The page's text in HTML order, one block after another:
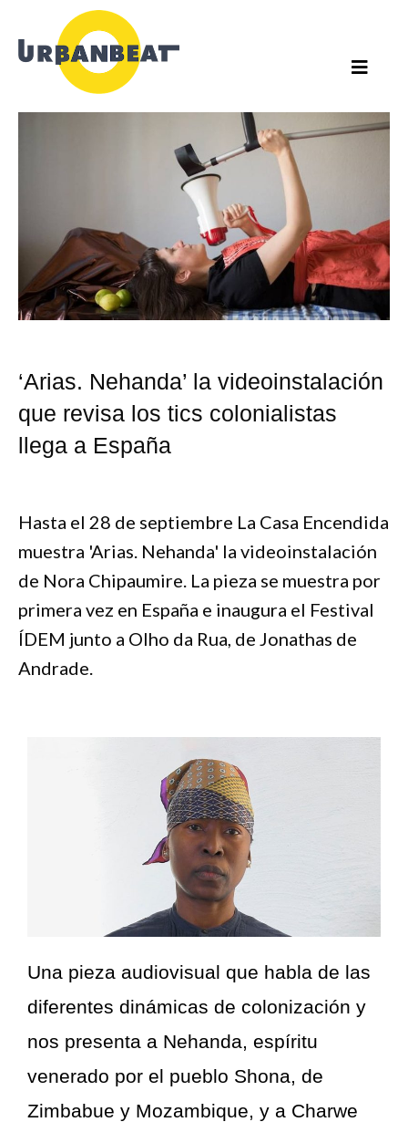
contenido
‘Arias. Nehanda’ la videoinstalación
que revisa los tics colonialistas
llega a España
Hasta el 28 de septiembre La Casa Encendida
muestra 'Arias. Nehanda' la videoinstalación
de Nora Chipaumire. La pieza se muestra por
primera vez en España e inaugura el Festival
ÍDEM junto a Olho da Rua, de Jonathas de
Andrade.
Una pieza audiovisual que habla de las
diferentes dinámicas de colonización y
nos presenta a Nehanda, espíritu
venerado por el pueblo Shona, de
Zimbabue y Mozambique, y a Charwe